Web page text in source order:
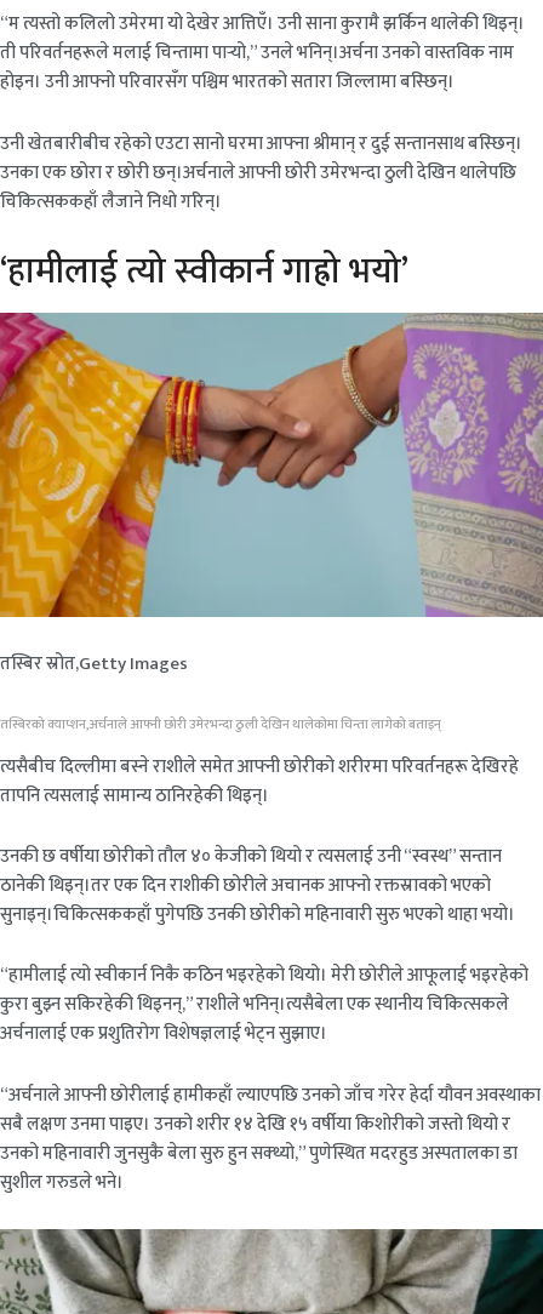
“म त्यस्तो कलिलो उमेरमा यो देखेर आत्तिएँ। उनी साना कुरामै झर्किन थालेकी थिइन्।
ती परिवर्तनहरूले मलाई चिन्तामा पार्‍यो,” उनले भनिन्।अर्चना उनको वास्तविक नाम
होइन। उनी आफ्नो परिवारसँग पश्चिम भारतको सतारा जिल्लामा बस्छिन्।
उनी खेतबारीबीच रहेको एउटा सानो घरमा आफ्ना श्रीमान् र दुई सन्तानसाथ बस्छिन्।
उनका एक छोरा र छोरी छन्।अर्चनाले आफ्नी छोरी उमेरभन्दा ठुली देखिन थालेपछि
चिकित्सककहाँ लैजाने निधो गरिन्।
‘हामीलाई त्यो स्वीकार्न गाह्रो भयो’
तस्बिर स्रोत,Getty Images
तस्बिरको क्याप्शन,अर्चनाले आफ्नी छोरी उमेरभन्दा ठुली देखिन थालेकोमा चिन्ता लागेको बताइन्
त्यसैबीच दिल्लीमा बस्ने राशीले समेत आफ्नी छोरीको शरीरमा परिवर्तनहरू देखिरहे
तापनि त्यसलाई सामान्य ठानिरहेकी थिइन्।
उनकी छ वर्षीया छोरीको तौल ४० केजीको थियो र त्यसलाई उनी “स्वस्थ” सन्तान
ठानेकी थिइन्।तर एक दिन राशीकी छोरीले अचानक आफ्नो रक्तस्रावको भएको
सुनाइन्।चिकित्सककहाँ पुगेपछि उनकी छोरीको महिनावारी सुरु भएको थाहा भयो।
“हामीलाई त्यो स्वीकार्न निकै कठिन भइरहेको थियो। मेरी छोरीले आफूलाई भइरहेको
कुरा बुझ्न सकिरहेकी थिइनन्,” राशीले भनिन्।त्यसैबेला एक स्थानीय चिकित्सकले
अर्चनालाई एक प्रशुतिरोग विशेषज्ञलाई भेट्न सुझाए।
“अर्चनाले आफ्नी छोरीलाई हामीकहाँ ल्याएपछि उनको जाँच गरेर हेर्दा यौवन अवस्थाका
सबै लक्षण उनमा पाइए। उनको शरीर १४ देखि १५ वर्षीया किशोरीको जस्तो थियो र
उनको महिनावारी जुनसुकै बेला सुरु हुन सक्थ्यो,” पुणेस्थित मदरहुड अस्पतालका डा
सुशील गरुडले भने।